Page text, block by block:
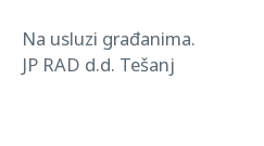
Na usluzi građanima.
JP RAD d.d. Tešanj